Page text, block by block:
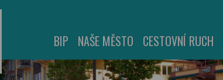
BIP NAŠE MĚSTO CESTOVNÍ RUCH